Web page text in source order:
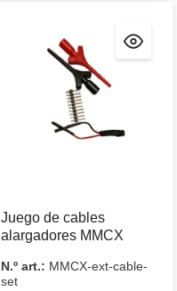
Juego de cables
alargadores MMCX
N.º art.: MMCX-ext-cable-
set